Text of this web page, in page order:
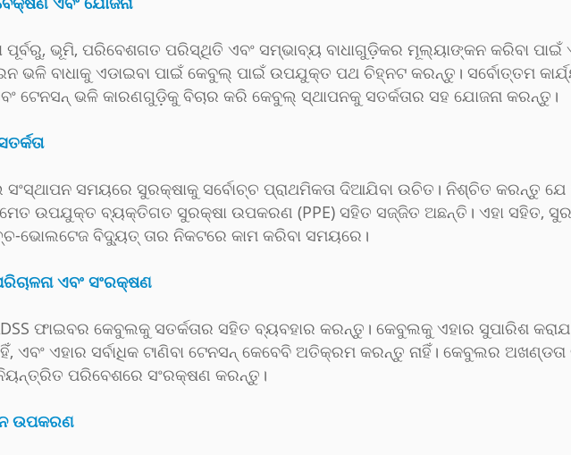
ଭୂମି, ପରିବେଶଗତ ପରିସ୍ଥିତି ଏବଂ ସମ୍ଭାବ୍ୟ ବାଧାଗୁଡ଼ିକର ମୂଲ୍ୟାଙ୍କନ କରିବା ପାଇଁ
ଭଳି ବାଧାକୁ ଏଡାଇବା ପାଇଁ କେବୁଲ୍ ପାଇଁ ଉପଯୁକ୍ତ ପଥ ଚିହ୍ନଟ କରନ୍ତୁ। ସର୍ବୋତ୍ତମ
ଟେନସନ୍ ଭଳି କାରଣଗୁଡ଼ିକୁ ବିଚାର କରି କେବୁଲ୍ ସ୍ଥାପନକୁ ସତର୍କତାର ସହ ଯୋଜନା କରନ୍ତୁ।
ସଂସ୍ଥାପନ ସମୟରେ ସୁରକ୍ଷାକୁ ସର୍ବୋଚ୍ଚ ପ୍ରାଥମିକତା ଦିଆଯିବା ଉଚିତ। ନିଶ୍ଚିତ କରନ୍ତୁ
ଉପଯୁକ୍ତ ବ୍ୟକ୍ତିଗତ ସୁରକ୍ଷା ଉପକରଣ (PPE) ସହିତ ସଜ୍ଜିତ ଅଛନ୍ତି। ଏହା ସହିତ,
ଭୋଲଟେଜ ବିଦ୍ୟୁତ୍ ତାର ନିକଟରେ କାମ କରିବା ସମୟରେ।
ଏବଂ ସଂରକ୍ଷଣ
ଫାଇବର କେବୁଲକୁ ସତର୍କତାର ସହିତ ବ୍ୟବହାର କରନ୍ତୁ। କେବୁଲକୁ ଏହାର ସୁପାରିଶ
ଏବଂ ଏହାର ସର୍ବାଧିକ ଟାଣିବା ଟେନସନ୍ କେବେବି ଅତିକ୍ରମ କରନ୍ତୁ ନାହିଁ। କେବୁଲର
ନିୟନ୍ତ୍ରିତ ପରିବେଶରେ ସଂରକ୍ଷଣ କରନ୍ତୁ।
ଉପକରଣ